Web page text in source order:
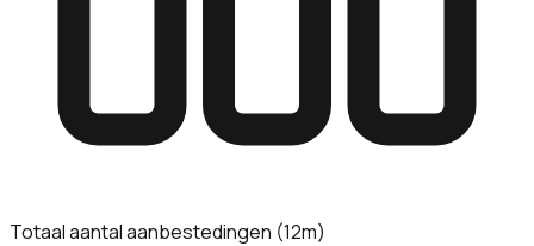
Totaal aantal aanbestedingen (12m)